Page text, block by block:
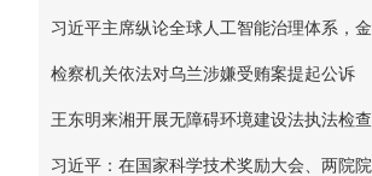
习近平主席纵论全球人工智能治理体系，
检察机关依法对乌兰涉嫌受贿案提起公诉
王东明来湘开展无障碍环境建设法执法检查
习近平：在国家科学技术奖励大会、两院院